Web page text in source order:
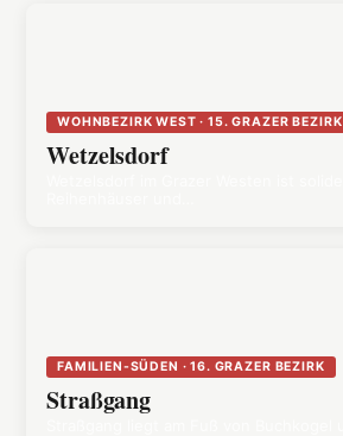
WOHNBEZIRK WEST · 15. GRAZER BEZIRK
Wetzelsdorf
FAMILIEN-SÜDEN · 16. GRAZER BEZIRK
Straßgang